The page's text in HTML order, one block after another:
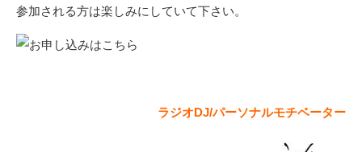
参加される方は楽しみにしていて下さい。
ラジオDJ/パーソナルモチベーター